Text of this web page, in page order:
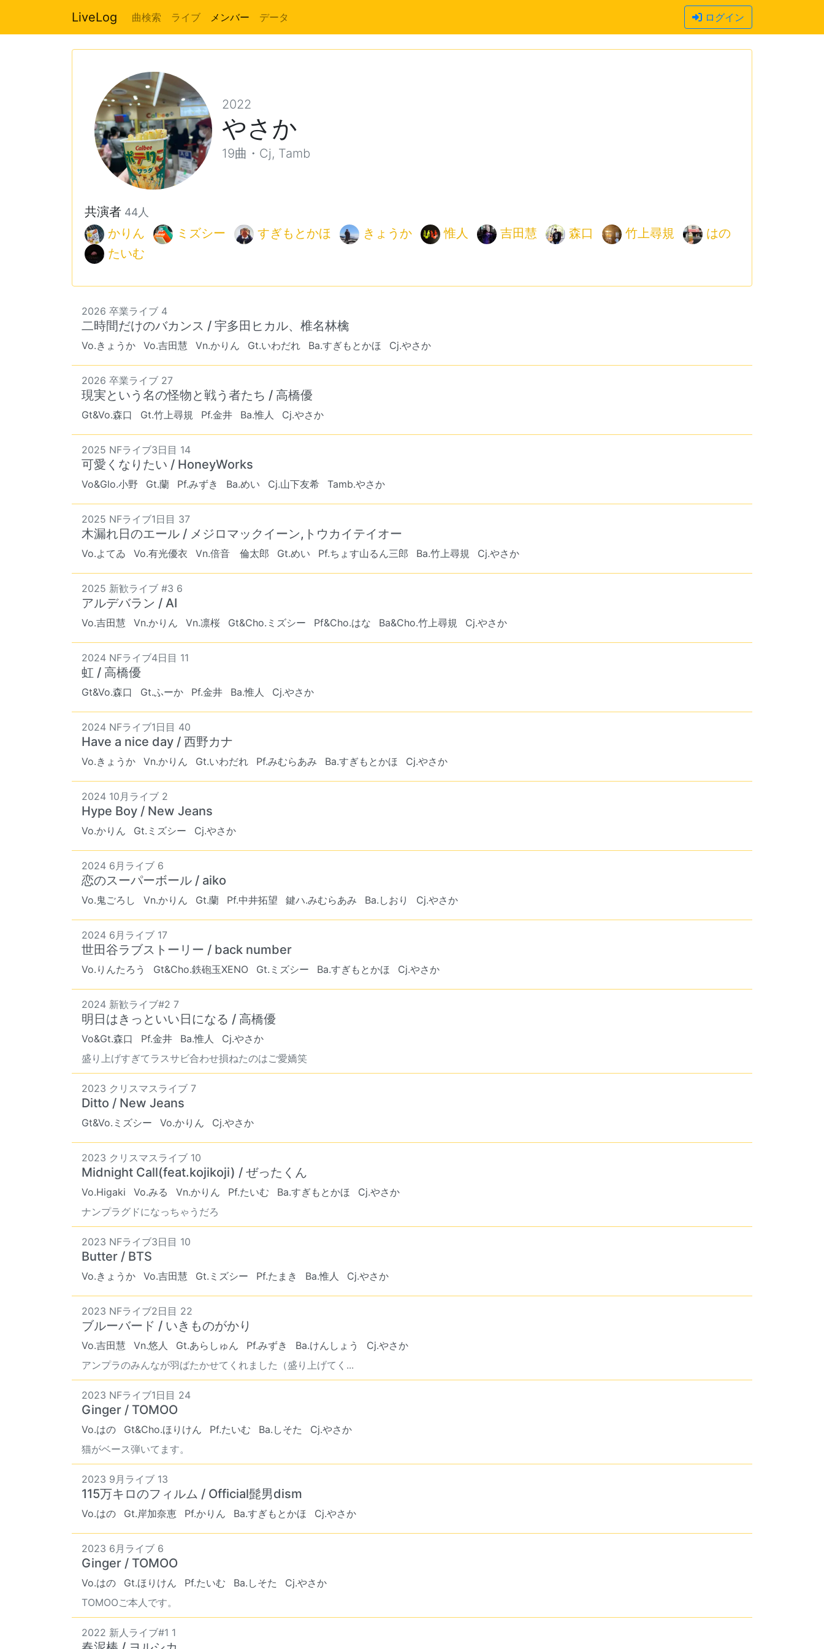
LiveLog 曲検索 ライブ メンバー データ ログイン
2022
やさか
19曲・Cj, Tamb
共演者 44人
かりん ミズシー すぎもとかほ きょうか 惟人 吉田慧 森口 竹上尋規
はの
たいむ
2026 卒業ライブ 4
二時間だけのバカンス / 宇多田ヒカル、椎名林檎
Vo.きょうか Vo.吉田慧 Vn.かりん Gt.いわだれ Ba.すぎもとかほ Cj.やさか
2026 卒業ライブ 27
現実という名の怪物と戦う者たち / 高橋優
Gt&Vo.森口 Gt.竹上尋規 Pf.金井 Ba.惟人 Cj.やさか
2025 NFライブ3日目 14
可愛くなりたい / HoneyWorks
Vo&Glo.小野 Gt.蘭 Pf.みずき Ba.めい Cj.山下友希 Tamb.やさか
2025 NFライブ1日目 37
木漏れ日のエール / メジロマックイーン,トウカイテイオー
Vo.よてゐ Vo.有光優衣 Vn.倍音 倫太郎 Gt.めい Pf.ちょす山るん三郎 Ba.竹上尋規 Cj.やさか
2025 新歓ライブ #3 6
アルデバラン / AI
Vo.吉田慧 Vn.かりん Vn.凛桜 Gt&Cho.ミズシー Pf&Cho.はな Ba&Cho.竹上尋規 Cj.やさか
2024 NFライブ4日目 11
虹 / 高橋優
Gt&Vo.森口 Gt.ふーか Pf.金井 Ba.惟人 Cj.やさか
2024 NFライブ1日目 40
Have a nice day / 西野カナ
Vo.きょうか Vn.かりん Gt.いわだれ Pf.みむらあみ Ba.すぎもとかほ Cj.やさか
2024 10月ライブ 2
Hype Boy / New Jeans
Vo.かりん Gt.ミズシー Cj.やさか
2024 6月ライブ 6
恋のスーパーボール / aiko
Vo.鬼ごろし Vn.かりん Gt.蘭 Pf.中井拓望 鍵ハ.みむらあみ Ba.しおり Cj.やさか
2024 6月ライブ 17
世田谷ラブストーリー / back number
Vo.りんたろう Gt&Cho.鉄砲玉XENO Gt.ミズシー Ba.すぎもとかほ Cj.やさか
2024 新歓ライブ#2 7
明日はきっといい日になる / 高橋優
Vo&Gt.森口 Pf.金井 Ba.惟人
Cj.やさか
盛り上げすぎてラスサビ合わせ損ねたのはご愛嬌笑
2023 クリスマスライブ 7
Ditto / New Jeans
Gt&Vo.ミズシー Vo.かりん Cj.やさか
2023 クリスマスライブ 10
Midnight Call(feat.kojikoji) / ぜったくん
Vo.Higaki Vo.みる Vn.かりん Pf.たいむ Ba.すぎもとかほ
Cj.やさか
ナンプラグドになっちゃうだろ
2023 NFライブ3日目 10
Butter / BTS
Vo.きょうか Vo.吉田慧 Gt.ミズシー Pf.たまき Ba.惟人 Cj.やさか
2023 NFライブ2日目 22
ブルーバード / いきものがかり
Vo.吉田慧 Vn.悠人 Gt.あらしゅん Pf.みずき Ba.けんしょう
Cj.やさか
アンプラのみんなが羽ばたかせてくれました（盛り上げてく...
2023 NFライブ1日目 24
Ginger / TOMOO
Vo.はの Gt&Cho.ほりけん Pf.たいむ Ba.しそた
Cj.やさか
猫がベース弾いてます。
2023 9月ライブ 13
115万キロのフィルム / Official髭男dism
Vo.はの Gt.岸加奈恵 Pf.かりん Ba.すぎもとかほ Cj.やさか
2023 6月ライブ 6
Ginger / TOMOO
Vo.はの Gt.ほりけん Pf.たいむ Ba.しそた
Cj.やさか
TOMOOご本人です。
2022 新人ライブ#1 1